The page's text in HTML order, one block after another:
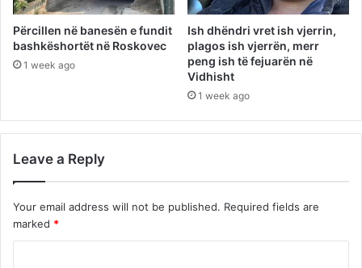
Përcillen në banesën e fundit
bashkëshortët në Roskovec
1 week ago
Ish dhëndri vret ish vjerrin,
plagos ish vjerrën, merr
peng ish të fejuarën në
Vidhisht
1 week ago
Leave a Reply
Your email address will not be published. Required fields are
marked *